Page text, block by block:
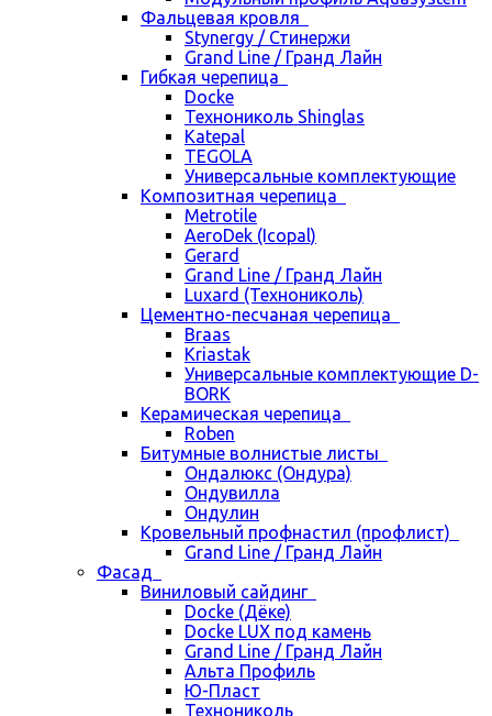
Фальцевая кровля
Stynergy / Стинержи
Grand Line / Гранд Лайн
Гибкая черепица
Docke
Технониколь Shinglas
Katepal
TEGOLA
Универсальные комплектующие
Композитная черепица
Metrotile
AeroDek (Icopal)
Gerard
Grand Line / Гранд Лайн
Luxard (Технониколь)
Цементно-песчаная черепица
Braas
Kriastak
Универсальные комплектующие D-
BORK
Керамическая черепица
Roben
Битумные волнистые листы
Ондалюкс (Ондура)
Ондувилла
Ондулин
Кровельный профнастил (профлист)
Grand Line / Гранд Лайн
Фасад
Виниловый сайдинг
Docke (Дёке)
Docke LUX под камень
Grand Line / Гранд Лайн
Альта Профиль
Ю-Пласт
Технониколь